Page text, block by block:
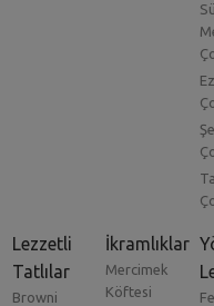
Lezzetli
Tatlılar
Browni
İkramlıklar
Mercimek
Köftesi